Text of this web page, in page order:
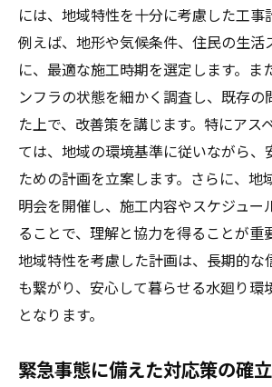
には、地域特性を十分に考慮した工事
例えば、地形や気候条件、住民の生活
に、最適な施工時期を選定します。ま
ンフラの状態を細かく調査し、既存の
た上で、改善策を講じます。特にアス
ては、地域の環境基準に従いながら、
ための計画を立案します。さらに、地
明会を開催し、施工内容やスケジュー
ることで、理解と協力を得ることが重
地域特性を考慮した計画は、長期的な
も繋がり、安心して暮らせる水廻り環
となります。
緊急事態に備えた対応策の確立